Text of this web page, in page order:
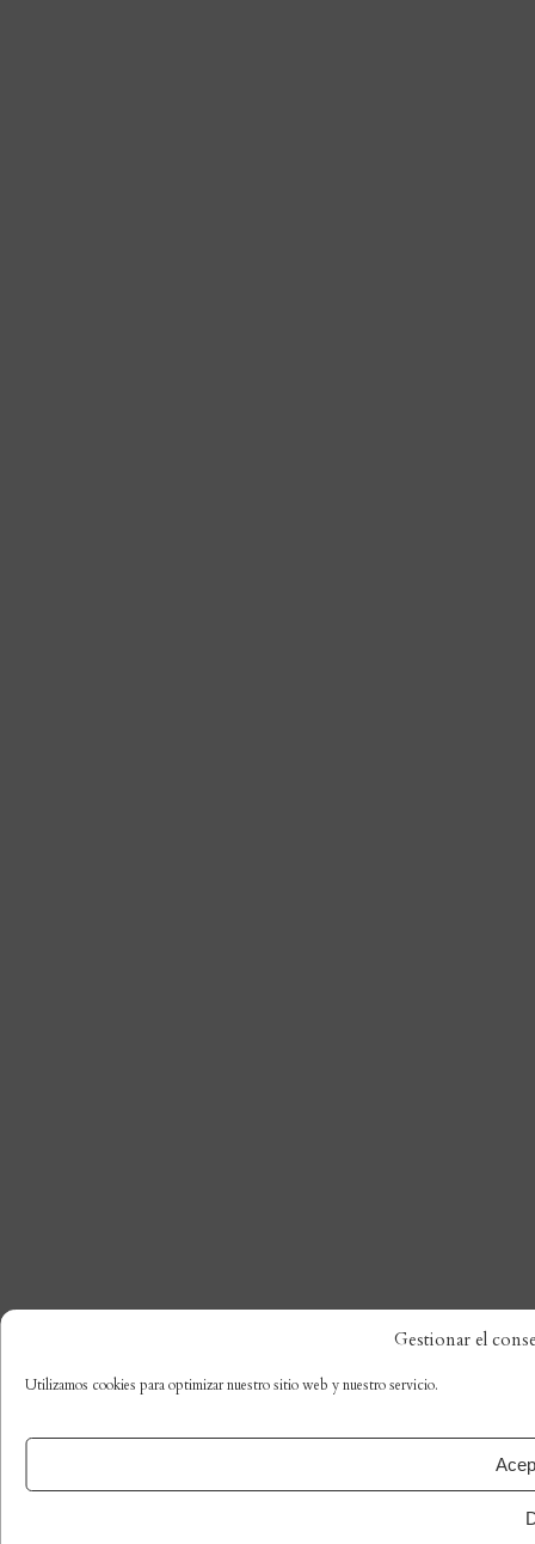
Gestionar el
Utilizamos cookies para optimizar nuestro sitio web y nuestro servicio.